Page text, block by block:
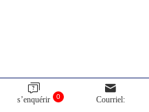
0
s’enquérir Courriel: